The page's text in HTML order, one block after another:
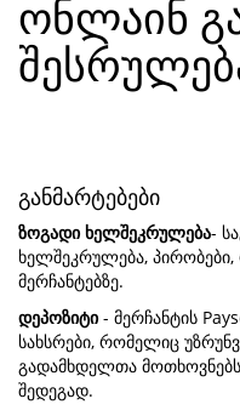
ონლაინ
განმარტებები
ზოგადი ხელშეკრულება-
ხელშეკრულება,
მერჩანტებზე.
დეპოზიტი - მერჩანტის
სახსრები, რომელიც
გადამხდელთა
შედეგად.